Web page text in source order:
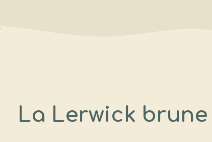
La Lerwick brune